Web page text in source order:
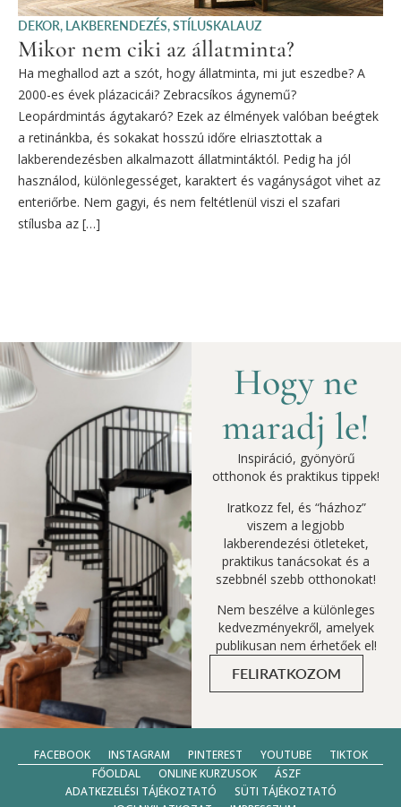
DEKOR, LAKBERENDEZÉS,STÍLUSKALAUZ
Mikor nem ciki az állatminta?
Ha meghallod azt a szót, hogy állatminta, mi jut eszedbe? A
2000-es évek plázacicái? Zebracsíkos ágynemű?
Leopárdmintás ágytakaró? Ezek az élmények valóban beégtek
a retinánkba, és sokakat hosszú időre elriasztottak a
lakberendezésben alkalmazott állatmintáktól. Pedig ha jól
használod, különlegességet, karaktert és vagányságot vihet az
enteriőrbe. Nem gagyi, és nem feltétlenül viszi el szafari
stílusba az […]
Hogy ne
maradj le!
Inspiráció, gyönyörű
otthonok és praktikus tippek!
Iratkozz fel, és “házhoz”
viszem a legjobb
lakberendezési ötleteket,
praktikus tanácsokat és a
szebbnél szebb otthonokat!
Nem beszélve a különleges
kedvezményekről, amelyek
publikusan nem érhetőek el!
FELIRATKOZOM
FACEBOOK INSTAGRAM PINTEREST YOUTUBE
TIKTOK
FŐOLDAL
ONLINE KURZUSOK
ÁSZF
ADATKEZELÉSI TÁJÉKOZTATÓ
SÜTI TÁJÉKOZTATÓ